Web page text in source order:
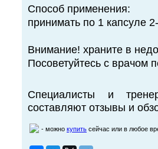
Способ применения:
принимать по 1 капсуле
Внимание! храните в
Посоветуйтесь с врачом
Специалисты и
составляют отзывы и
- можно купить сейчас или в любое